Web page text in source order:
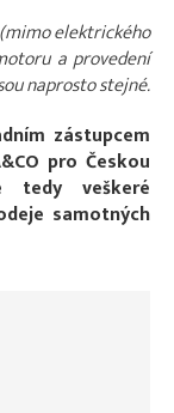
elektrického
a provedení
naprosto stejné.
zástupcem
pro Českou
tedy veškeré
samotných